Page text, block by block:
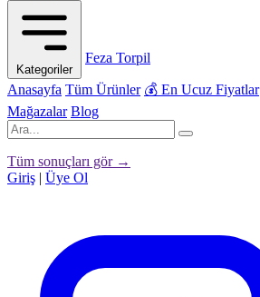
Kategoriler
Feza Torpil
Anasayfa Tüm Ürünler 💰 En Ucuz Fiyatlar
Mağazalar Blog
Tüm sonuçları gör →
Giriş | Üye Ol